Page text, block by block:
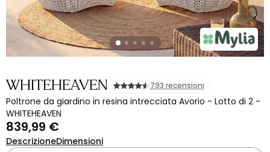
WHITEHEAVEN 793 recensioni
Poltrone da giardino in resina intrecciata Avorio - Lotto di 2 -
WHITEHEAVEN
839,99 €
DescrizioneDimensioni